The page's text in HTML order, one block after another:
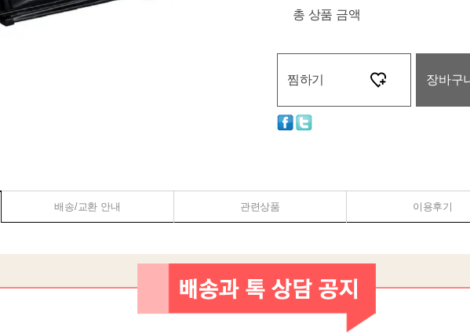
총 상품 금액
찜하기 장바구
배송/교환 안내 관련상품 이용후기